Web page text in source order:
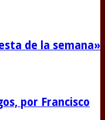
de la semana»
por Francisco